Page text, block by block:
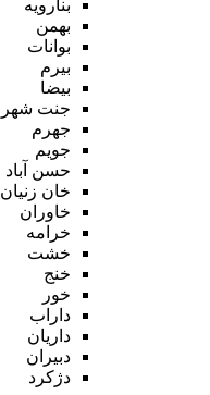
بنارویه
بهمن
بوانات
بیرم
بیضا
جنت شهر
جهرم
جویم
حسن آباد
خان زنیان
خاوران
خرامه
خشت
خنج
خور
داراب
داریان
دبیران
دژکرد